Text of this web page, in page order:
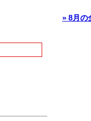
» 8月の